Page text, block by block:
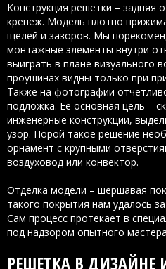
Конструкция решетки – задняя
крепеж. Модель плотно
щелей и зазоров. Мы
монтажные элементы внутри
выиграть в плане визуального
проушинах видны только при
Также на фотографии
подложка. Ее основная цель –
инженерные конструкции,
узор. Порой такое решение
орнамент с крупными
воздуховод или конвектор.
Отделка модели – шершавая
такого покрытия нам удалось
Сам процесс протекает в
под надзором опытного
РЕШЕТКА В ДИЗАЙНЕ